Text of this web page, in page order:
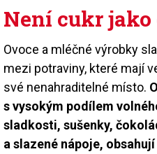
Není cukr
Ovoce a mléčné výrobky
mezi potraviny, které mají
své nenahraditelné místo.
s vysokým podílem
sladkosti, sušenky,
a slazené nápoje,